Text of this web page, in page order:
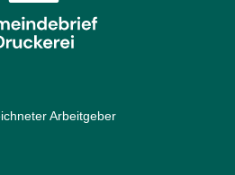
Arbeitgeber